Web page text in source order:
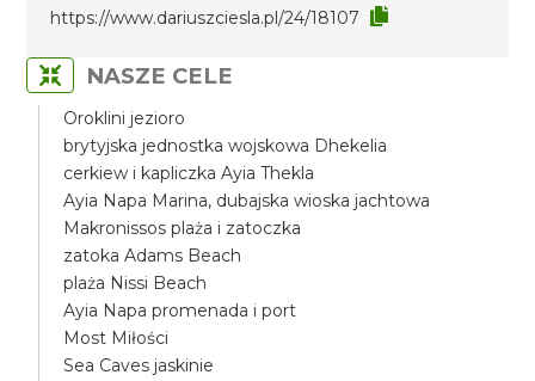
https://www.dariuszciesla.pl/24/18107
NASZE CELE
Oroklini jezioro
brytyjska jednostka wojskowa Dhekelia
cerkiew i kapliczka Ayia Thekla
Ayia Napa Marina, dubajska wioska jachtowa
Makronissos plaża i zatoczka
zatoka Adams Beach
plaża Nissi Beach
Ayia Napa promenada i port
Most Miłości
Sea Caves jaskinie